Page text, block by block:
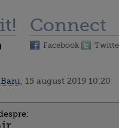
Connect
Facebook
, 15 august 2019 10:20